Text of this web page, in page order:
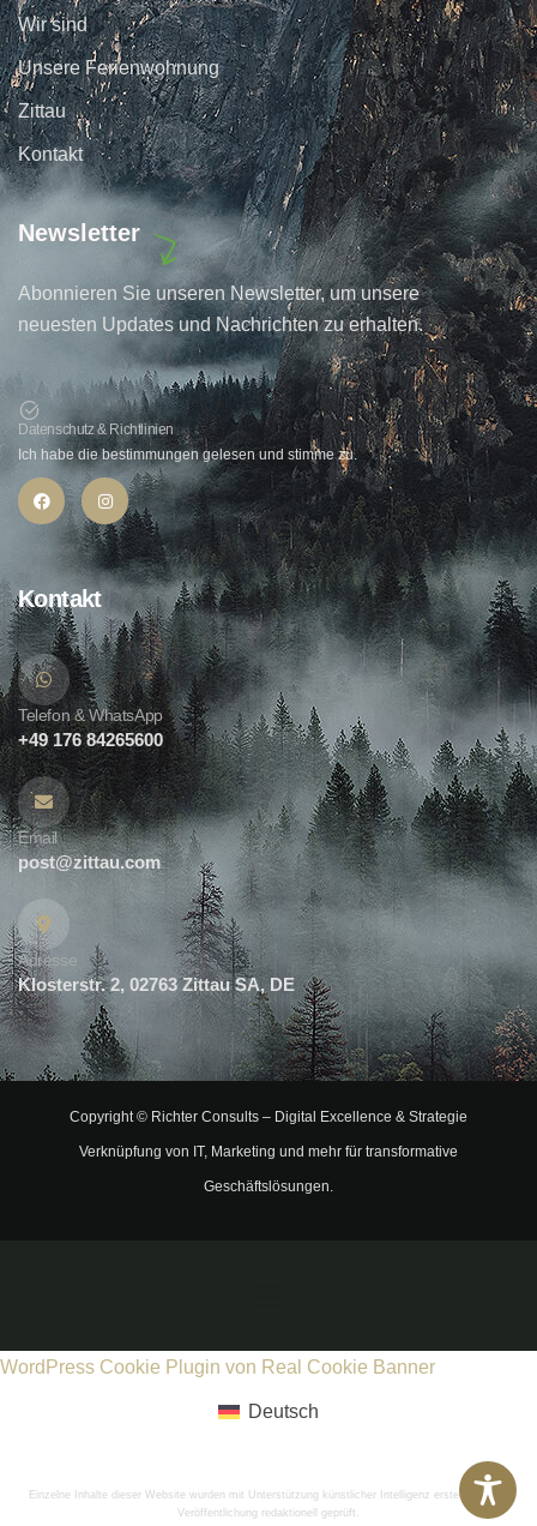
Wir sind
Unsere Ferienwohnung
Zittau
Kontakt
Newsletter
Abonnieren Sie unseren Newsletter, um unsere
neuesten Updates und Nachrichten zu erhalten.
Datenschutz & Richtlinien
Ich habe die bestimmungen gelesen und stimme zu.
Kontakt
Telefon & WhatsApp
+49 176 84265600
Email
post@zittau.com
Adresse
Klosterstr. 2, 02763 Zittau SA, DE
Copyright © Richter Consults – Digital Excellence & Strategie
Verknüpfung von IT, Marketing und mehr für transformative
Geschäftslösungen.
WordPress Cookie Plugin von Real Cookie Banner
Deutsch
Einzelne Inhalte dieser Website wurden mit Unterstützung künstlicher Intelligenz erstellt und vor
Veröffentlichung redaktionell geprüft.